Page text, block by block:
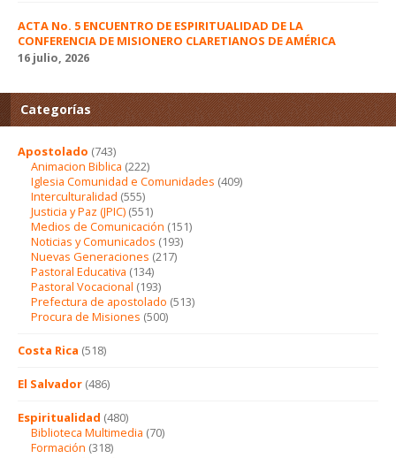
ACTA No. 5 ENCUENTRO DE ESPIRITUALIDAD DE LA
CONFERENCIA DE MISIONERO CLARETIANOS DE AMÉRICA
16 julio, 2026
Categorías
Apostolado (743)
Animacion Biblica (222)
Iglesia Comunidad e Comunidades (409)
Interculturalidad (555)
Justicia y Paz (JPIC) (551)
Medios de Comunicación (151)
Noticias y Comunicados (193)
Nuevas Generaciones (217)
Pastoral Educativa (134)
Pastoral Vocacional (193)
Prefectura de apostolado (513)
Procura de Misiones (500)
Costa Rica (518)
El Salvador (486)
Espiritualidad (480)
Biblioteca Multimedia (70)
Formación (318)